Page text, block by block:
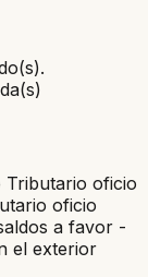
Tributario oficio
oficio
a favor -
el exterior